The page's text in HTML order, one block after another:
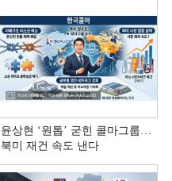
윤상현 ‘원톱ʼ 굳힌 콜마그룹…
북미 재건 속도 낸다